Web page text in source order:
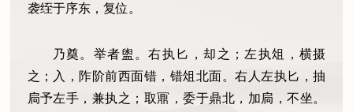
袭绖于序东，复位。
乃奠。举者盥。右执匕，却之；左执俎，横摄
之；入，阼阶前西面错，错俎北面。右人左执匕，抽
扃予左手，兼执之；取鼏，委于鼎北，加扃，不坐。